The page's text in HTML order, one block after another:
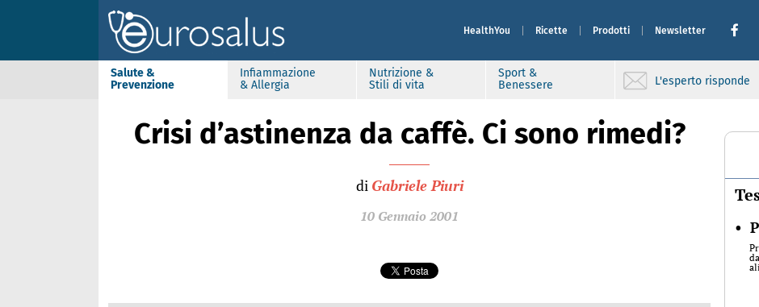
HealthYou Ricette Prodotti Newsletter
Salute &
Prevenzione
Infiammazione
& Allergia
Nutrizione &
Stili di vita
Sport &
Benessere
L'esperto risponde
Crisi d’astinenza da caffè. Ci sono rimedi?
di Gabriele Piuri
10 Gennaio 2001
•